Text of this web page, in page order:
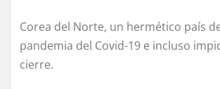
Corea del Norte, un hermético país
pandemia del Covid-19 e incluso
cierre.